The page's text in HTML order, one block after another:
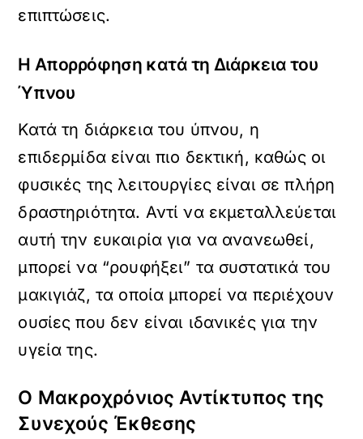
επιπτώσεις.
Η Απορρόφηση κατά τη Διάρκεια του
Ύπνου
Κατά τη διάρκεια του ύπνου, η
επιδερμίδα είναι πιο δεκτική, καθώς οι
φυσικές της λειτουργίες είναι σε πλήρη
δραστηριότητα. Αντί να εκμεταλλεύεται
αυτή την ευκαιρία για να ανανεωθεί,
μπορεί να “ρουφήξει” τα συστατικά του
μακιγιάζ, τα οποία μπορεί να περιέχουν
ουσίες που δεν είναι ιδανικές για την
υγεία της.
Ο Μακροχρόνιος Αντίκτυπος της
Συνεχούς Έκθεσης